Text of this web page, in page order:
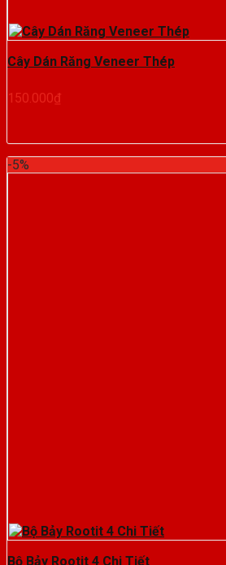
Cây Dán Răng Veneer Thép
150.000₫
-5%
Bộ Bảy Rootit 4 Chi Tiết